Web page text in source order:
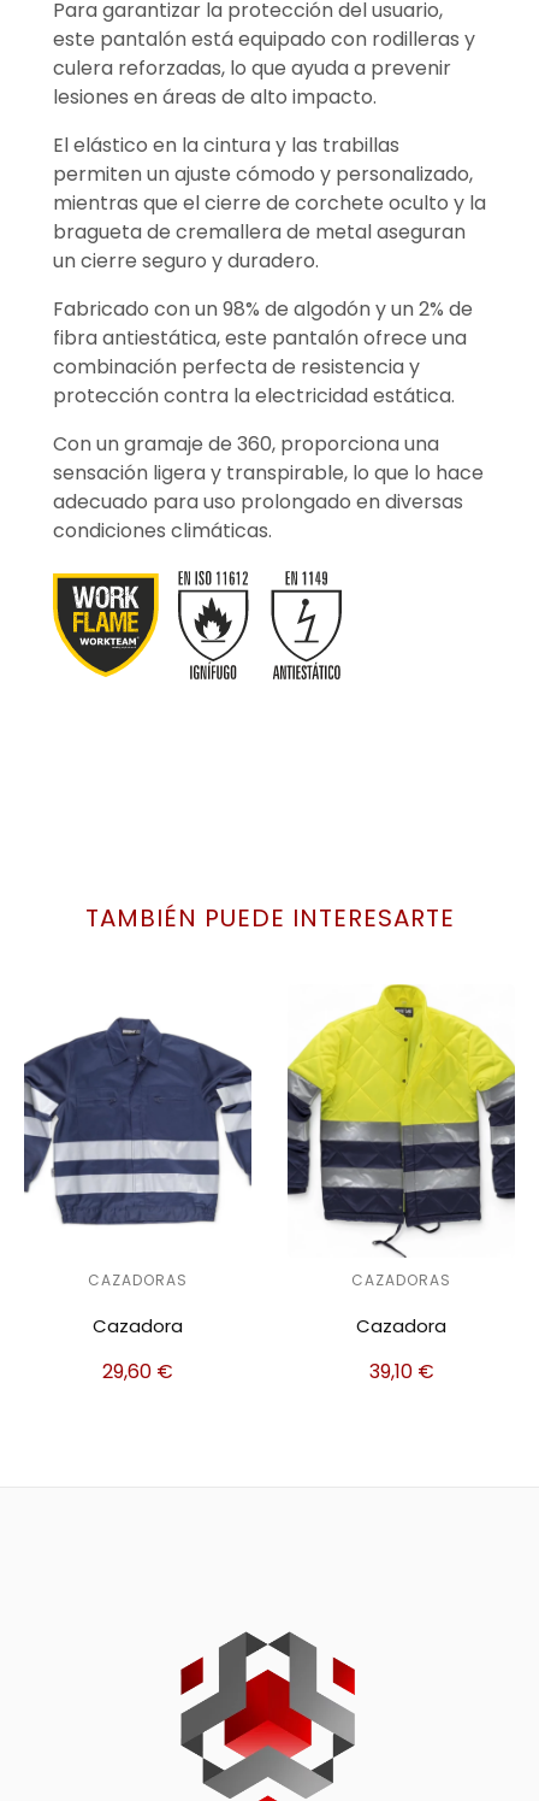
Para garantizar la protección del usuario,
este pantalón está equipado con rodilleras y
culera reforzadas, lo que ayuda a prevenir
lesiones en áreas de alto impacto.
El elástico en la cintura y las trabillas
permiten un ajuste cómodo y personalizado,
mientras que el cierre de corchete oculto y la
bragueta de cremallera de metal aseguran
un cierre seguro y duradero.
Fabricado con un 98% de algodón y un 2% de
fibra antiestática, este pantalón ofrece una
combinación perfecta de resistencia y
protección contra la electricidad estática.
Con un gramaje de 360, proporciona una
sensación ligera y transpirable, lo que lo hace
adecuado para uso prolongado en diversas
condiciones climáticas.
TAMBIÉN PUEDE INTERESARTE
CAZADORAS
Cazadora
39,10€
CAZADORAS
Cazadora
44,70